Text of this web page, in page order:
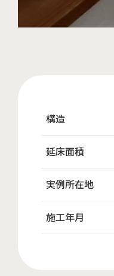
構造
延床面積
実例所在地
施工年月